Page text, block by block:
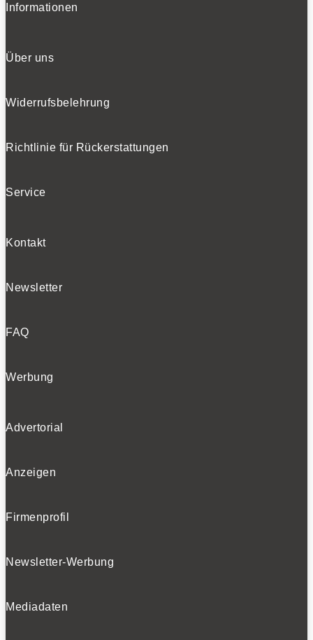
Informationen
Über uns
Widerrufsbelehrung
Richtlinie für Rückerstattungen
Service
Kontakt
Newsletter
FAQ
Werbung
Advertorial
Anzeigen
Firmenprofil
Newsletter-Werbung
Mediadaten